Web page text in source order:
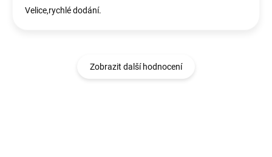
Velice,rychlé dodání.
Zobrazit další hodnocení